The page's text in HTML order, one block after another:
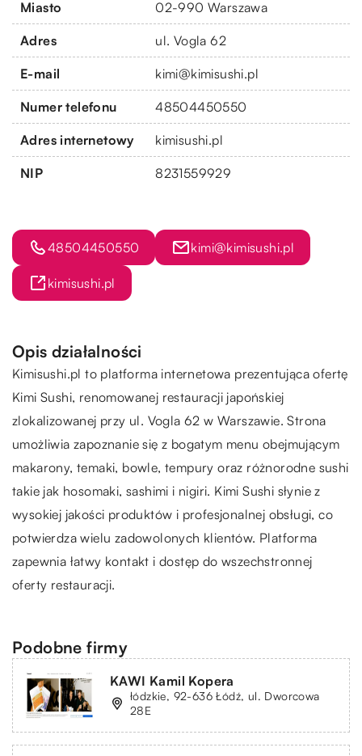
Miasto 02-990 Warszawa
Adres ul. Vogla 62
E-mail kimi@kimisushi.pl
Numer telefonu 48504450550
Adres internetowy kimisushi.pl
NIP 8231559929
48504450550 kimi@kimisushi.pl
kimisushi.pl
Opis działalności
Kimisushi.pl to platforma internetowa prezentująca ofertę
Kimi Sushi, renomowanej restauracji japońskiej
zlokalizowanej przy ul. Vogla 62 w Warszawie. Strona
umożliwia zapoznanie się z bogatym menu obejmującym
makarony, temaki, bowle, tempury oraz różnorodne sushi
takie jak hosomaki, sashimi i nigiri. Kimi Sushi słynie z
wysokiej jakości produktów i profesjonalnej obsługi, co
potwierdza wielu zadowolonych klientów. Platforma
zapewnia łatwy kontakt i dostęp do wszechstronnej
oferty restauracji.
Podobne firmy
KAWI Kamil Kopera
łódzkie, 92-636 Łódź, ul. Dworcowa
28E